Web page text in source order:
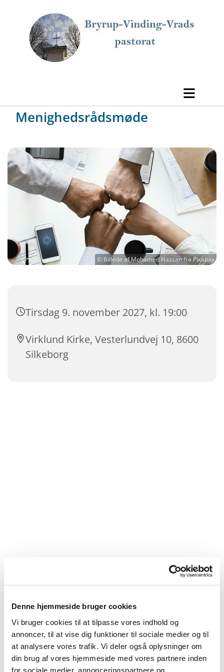
Denne hjemmeside bruger cookies
Vi bruger cookies til at tilpasse vores indhold og
annoncer, til at vise dig funktioner til sociale medier og til
at analysere vores trafik. Vi deler også oplysninger om
din brug af vores hjemmeside med vores partnere inden
for sociale medier, annonceringspartnere og
Menighedsrådsmøde
© Billede af Mohamed Hassan fra Pixabay
Tirsdag 9. november 2027, kl. 19:00
Virklund Kirke, Vesterlundvej 10, 8600
Silkeborg
Du vil måske også kunne
lide...